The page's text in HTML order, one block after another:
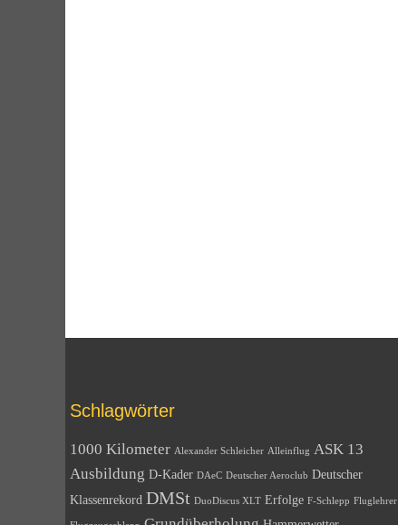
Schlagwörter
1000 Kilometer Alexander Schleicher Alleinflug ASK 13
Ausbildung D-Kader DAeC Deutscher Aeroclub Deutscher
Klassenrekord DMSt DuoDiscus XLT Erfolge F-Schlepp Fluglehrer